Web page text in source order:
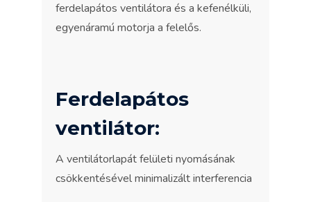
ferdelapátos ventilátora és a kefenélküli,
egyenáramú motorja a felelős.
Ferdelapátos
ventilátor:
A ventilátorlapát felületi nyomásának
csökkentésével minimalizált interferencia